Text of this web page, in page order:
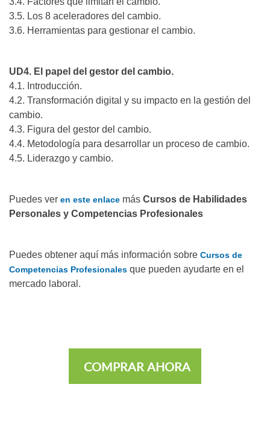
3.5. Los 8 aceleradores del cambio.
3.6. Herramientas para gestionar el cambio.
UD4. El papel del gestor del cambio.
4.1. Introducción.
4.2. Transformación digital y su impacto en la gestión del
cambio.
4.3. Figura del gestor del cambio.
4.4. Metodología para desarrollar un proceso de cambio.
4.5. Liderazgo y cambio.
Puedes ver en este enlace más Cursos de Habilidades
Personales y Competencias Profesionales
Puedes obtener aquí más información sobre Cursos de
Competencias Profesionales que pueden ayudarte en el
mercado laboral.
COMPRAR AHORA